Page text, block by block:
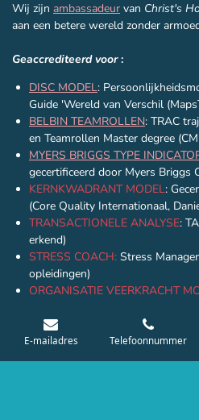
Wij zijn ambassadeur van Christ's
aan een betere wereld zonder
Geaccrediteerd voor:
DISC MODEL:
Guide 'Wereld van Verschil
BELBIN TEAMROLLEN: TRAC
en Teamrollen Master degree
MYERS BRIGGS TYPE
gecertificeerd door Myers Briggs
KERNKWADRANT MODEL:
(Core Quality Internationaal,
TRANSACTIONELE ANALYSE:
erkend)
STRESS COACH: Stress
opleidingen)
ORGANISATIE VEERKRACHT
Artikel:
Wat is het verschil tussen DISC,
E-mailadres Telefoonnummer